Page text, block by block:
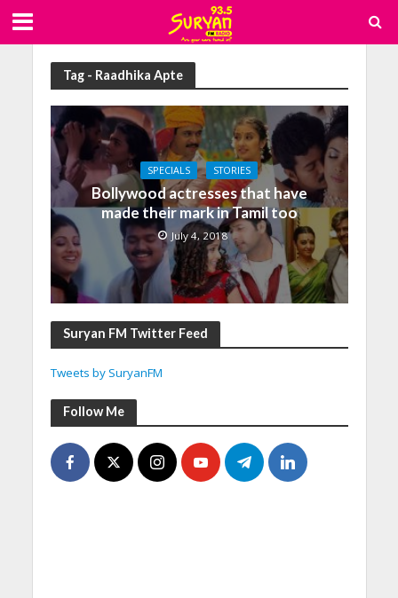
Tag - Raadhika Apte
SPECIALS STORIES
Bollywood actresses that have
made their mark in Tamil too
July 4, 2018
Suryan FM Twitter Feed
Tweets by SuryanFM
Follow Me